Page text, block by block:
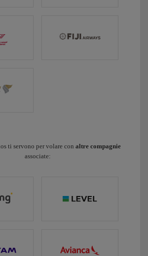
ti servono per volare con altre compagnie
associate: